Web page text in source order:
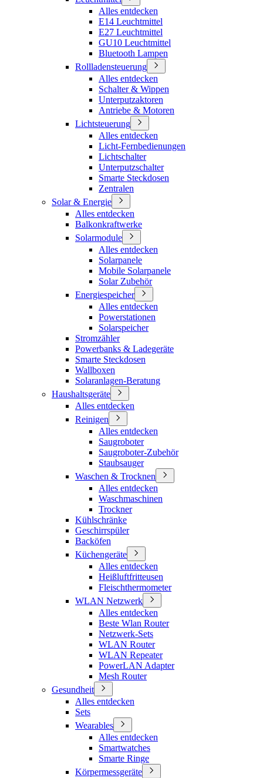
Alles entdecken
E14 Leuchtmittel
E27 Leuchtmittel
GU10 Leuchtmittel
Bluetooth Lampen
Rollladensteuerung
Alles entdecken
Schalter & Wippen
Unterputzaktoren
Antriebe & Motoren
Lichtsteuerung
Alles entdecken
Licht-Fernbedienungen
Lichtschalter
Unterputzschalter
Smarte Steckdosen
Zentralen
Solar & Energie
Alles entdecken
Balkonkraftwerke
Solarmodule
Alles entdecken
Solarpanele
Mobile Solarpanele
Solar Zubehör
Energiespeicher
Alles entdecken
Powerstationen
Solarspeicher
Stromzähler
Powerbanks & Ladegeräte
Smarte Steckdosen
Wallboxen
Solaranlagen-Beratung
Haushaltsgeräte
Alles entdecken
Reinigen
Alles entdecken
Saugroboter
Saugroboter-Zubehör
Staubsauger
Waschen & Trocknen
Alles entdecken
Waschmaschinen
Trockner
Kühlschränke
Geschirrspüler
Backöfen
Küchengeräte
Alles entdecken
Heißluftfritteusen
Fleischthermometer
WLAN Netzwerk
Alles entdecken
Beste Wlan Router
Netzwerk-Sets
WLAN Router
WLAN Repeater
PowerLAN Adapter
Mesh Router
Gesundheit
Alles entdecken
Sets
Wearables
Alles entdecken
Smartwatches
Smarte Ringe
Körpermessgeräte